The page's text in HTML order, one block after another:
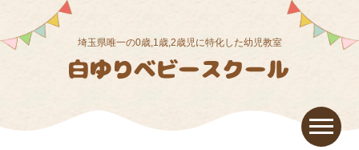
埼玉県唯一の0歳,1歳,2歳児に特化した幼児教室